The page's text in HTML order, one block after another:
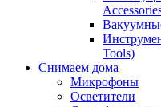
Tools)
Снимаем дома
Микрофоны
Осветители